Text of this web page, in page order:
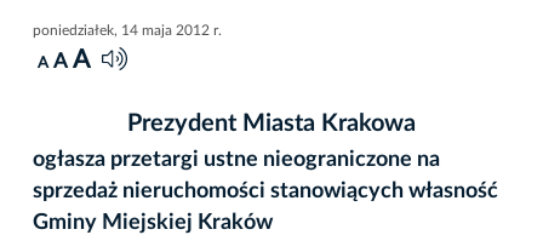
poniedziałek, 14 maja 2012 r.
A A A
Prezydent Miasta Krakowa
ogłasza przetargi ustne nieograniczone na
sprzedaż nieruchomości stanowiących własność
Gminy Miejskiej Kraków